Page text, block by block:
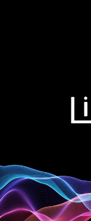
ABOUT
FAQ
CONTACT
MYPAGE